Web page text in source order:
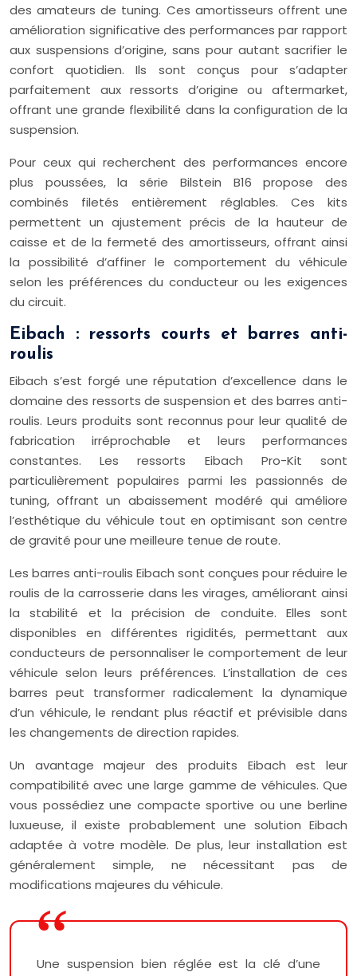
des amateurs de tuning. Ces amortisseurs offrent une
amélioration significative des performances par rapport
aux suspensions d’origine, sans pour autant sacrifier le
confort quotidien. Ils sont conçus pour s’adapter
parfaitement aux ressorts d’origine ou aftermarket,
offrant une grande flexibilité dans la configuration de la
suspension.
Pour ceux qui recherchent des performances encore
plus poussées, la série Bilstein B16 propose des
combinés filetés entièrement réglables. Ces kits
permettent un ajustement précis de la hauteur de
caisse et de la fermeté des amortisseurs, offrant ainsi
la possibilité d’affiner le comportement du véhicule
selon les préférences du conducteur ou les exigences
du circuit.
Eibach : ressorts courts et barres anti-
roulis
Eibach s’est forgé une réputation d’excellence dans le
domaine des ressorts de suspension et des barres anti-
roulis. Leurs produits sont reconnus pour leur qualité de
fabrication irréprochable et leurs performances
constantes. Les ressorts Eibach Pro-Kit sont
particulièrement populaires parmi les passionnés de
tuning, offrant un abaissement modéré qui améliore
l’esthétique du véhicule tout en optimisant son centre
de gravité pour une meilleure tenue de route.
Les barres anti-roulis Eibach sont conçues pour réduire le
roulis de la carrosserie dans les virages, améliorant ainsi
la stabilité et la précision de conduite. Elles sont
disponibles en différentes rigidités, permettant aux
conducteurs de personnaliser le comportement de leur
véhicule selon leurs préférences. L’installation de ces
barres peut transformer radicalement la dynamique
d’un véhicule, le rendant plus réactif et prévisible dans
les changements de direction rapides.
Un avantage majeur des produits Eibach est leur
compatibilité avec une large gamme de véhicules. Que
vous possédiez une compacte sportive ou une berline
luxueuse, il existe probablement une solution Eibach
adaptée à votre modèle. De plus, leur installation est
généralement simple, ne nécessitant pas de
modifications majeures du véhicule.
Une suspension bien réglée est la clé d’une